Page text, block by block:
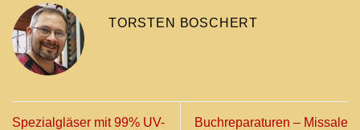
TORSTEN BOSCHERT
Spezialgläser mit 99% UV-
Buchreparaturen – Missale